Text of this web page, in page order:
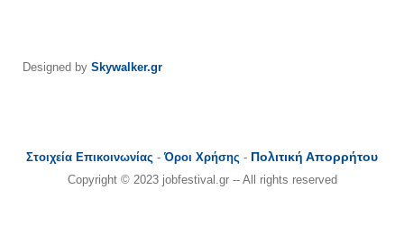
Designed by Skywalker.gr
Στοιχεία Επικοινωνίας -Όροι Χρήσης - Πολιτική Απορρήτου
Copyright © 2023 jobfestival.gr -- All rights reserved